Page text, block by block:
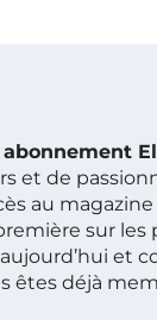
et de
au
sur
et
êtes déjà